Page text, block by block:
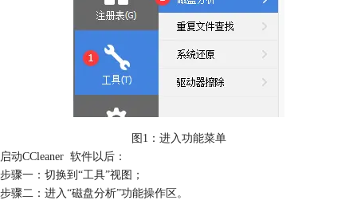
图1：进入功能菜单
启动CCleaner 软件以后：
步骤一：切换到“工具”视图；
步骤二：进入“磁盘分析”功能操作区。